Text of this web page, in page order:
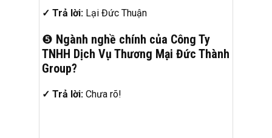
✓ Trả lời: Lại Đức Thuận
❺ Ngành nghề chính của Công Ty
TNHH Dịch Vụ Thương Mại Đức Thành
Group?
✓ Trả lời: Chưa rõ!